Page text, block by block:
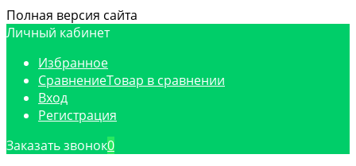
Полная версия сайта
Личный кабинет
Избранное
СравнениеТовар в сравнении
Вход
Регистрация
Заказать звонок0